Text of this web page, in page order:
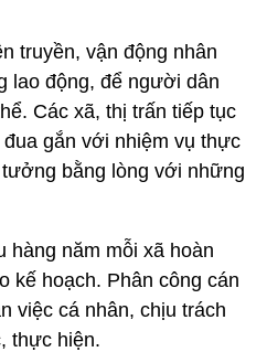
truyền, vận động nhân
lao động, để người dân
Các xã, thị trấn tiếp tục
gắn với nhiệm vụ thực
bằng lòng với những
hàng năm mỗi xã hoàn
kế hoạch. Phân công cán
việc cá nhân, chịu trách
thực hiện.